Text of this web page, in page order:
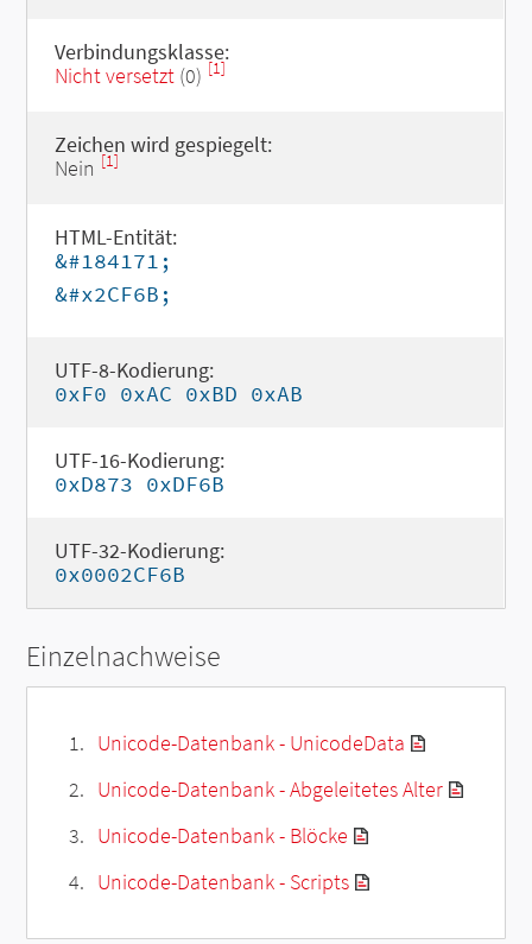
Verbindungsklasse:
Nicht versetzt(0) [1]
Zeichen wird gespiegelt:
Nein [1]
HTML-Entität:
&#184171;
&#x2CF6B;
UTF-8-Kodierung:
0xF0 0xAC 0xBD 0xAB
UTF-16-Kodierung:
0xD873 0xDF6B
UTF-32-Kodierung:
0x0002CF6B
Einzelnachweise
Unicode-Datenbank - UnicodeData
Unicode-Datenbank - Abgeleitetes Alter
Unicode-Datenbank - Blöcke
Unicode-Datenbank - Scripts